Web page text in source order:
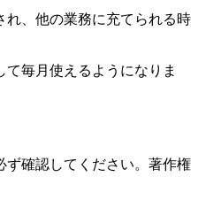
れ、他の業務に充てられる時
毎月使えるようになりま
ず確認してください。著作権